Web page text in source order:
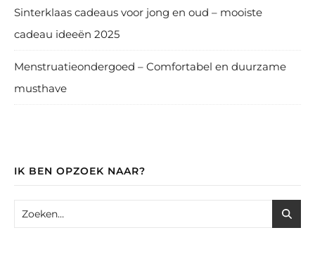
Sinterklaas cadeaus voor jong en oud – mooiste
cadeau ideeën 2025
Menstruatieondergoed – Comfortabel en duurzame
musthave
IK BEN OPZOEK NAAR?